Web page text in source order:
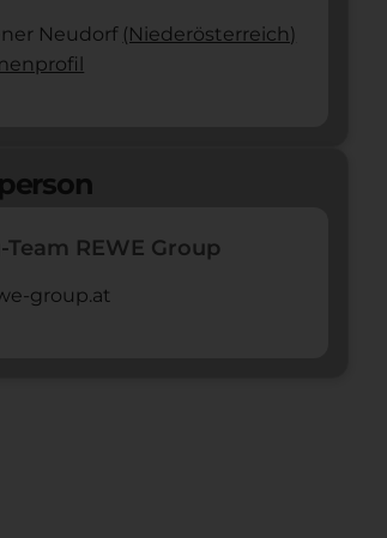
Neudorf (Nieder­österreich)
REWE Group
group.at